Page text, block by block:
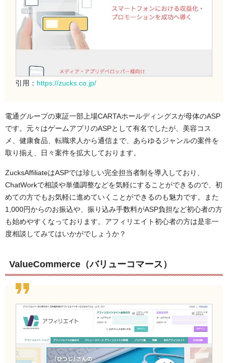
引用： https://zucks.co.jp/
電通グループの東証一部上場CARTAホールディングスが母体のASP
です。元々はゲームアプリのASPとして有名でしたが、美容コス
メ、健康食品、転職求人から通信まで、あらゆるジャンルの案件を
取り揃え、日々案件を拡大しております。
ZucksAffiliateはASPでは珍しい完全担当者制を導入しており、
ChatWorkで相談や単価調整などを気軽にすることができるので、初
めての方でもお気軽に進めていくことができるのも魅力です。また
1,000円からのお振込や、振り込み手数料がASP負担など初心者の方
も始めやすくなっております。アフィリエイト初心者の方は是非一
度相談してみてはいかがでしょうか？
ValueCommerce（バリューコマース）